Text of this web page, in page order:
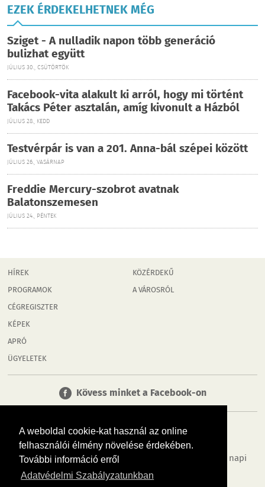
A weboldal cookie-kat használ az online
felhasználói élmény növelése érdekében.
További információ erről
Adatvédelmi Szabályzatunkban
EZEK ÉRDEKELHETNEK MÉG
Sziget - A nulladik napon több generáció
bulizhat együtt
JÚLIUS 30., CSÜTÖRTÖK
Facebook-vita alakult ki arról, hogy mi történt
Takács Péter asztalán, amíg kivonult a Házból
JÚLIUS 28., KEDD
Testvérpár is van a 201. Anna-bál szépei között
JÚLIUS 26., VASÁRNAP
Freddie Mercury-szobrot avatnak
Balatonszemesen
JÚLIUS 24., PÉNTEK
HÍREK
PROGRAMOK
CÉGREGISZTER
KÉPEK
APRÓ
ÜGYELETEK
KÖZÉRDEKŰ
A VÁROSRÓL
Kövess minket a Facebook-on
Tudj meg többet városodról! Hírek, programok, képek, napi
menü, cégek…. és minden, ami Mosonmagyaróvár